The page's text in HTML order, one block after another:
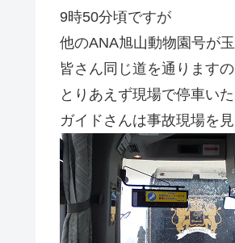
9時50分頃ですが
他のANA旭山動物園号が
皆さん同じ道を通ります
とりあえず現場で停車いた
ガイドさんは事故現場を見